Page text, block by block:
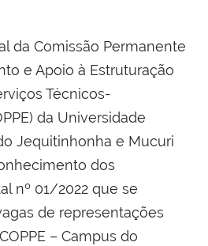
da Comissão Permanente
e Apoio à Estruturação
Técnicos-
da Universidade
Jequitinhonha e Mucuri
dos
nº 01/2022 que se
de representações
– Campus do